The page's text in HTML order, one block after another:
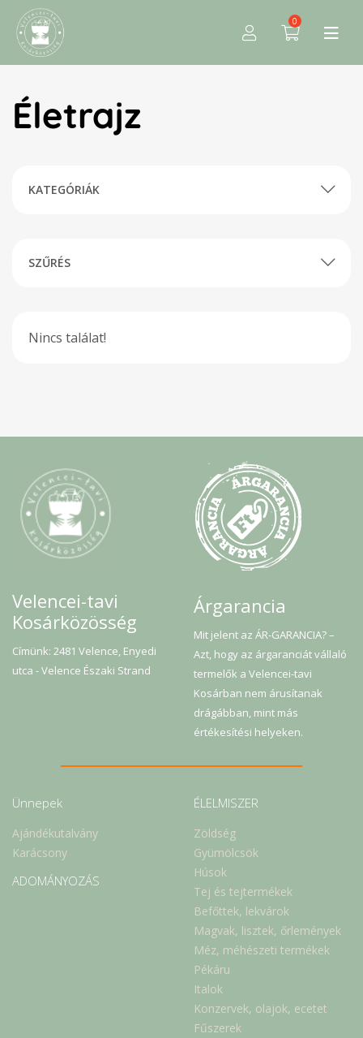
0
Életrajz
KATEGÓRIÁK
SZŰRÉS
Nincs találat!
Velencei-tavi
Kosárközösség
Címünk: 2481 Velence, Enyedi
utca - Velence Északi Strand
Árgarancia
Mit jelent az ÁR-GARANCIA? –
Azt, hogy az árgaranciát vállaló
termelők a Velencei-tavi
Kosárban nem árusítanak
drágábban, mint más
értékesítési helyeken.
Ünnepek
Ajándékutalvány
Karácsony
ADOMÁNYOZÁS
ÉLELMISZER
Zöldség
Gyümölcsök
Húsok
Tej és tejtermékek
Befőttek, lekvárok
Magvak, lisztek, őrlemények
Méz, méhészeti termékek
Pékáru
Italok
Konzervek, olajok, ecetet
Fűszerek